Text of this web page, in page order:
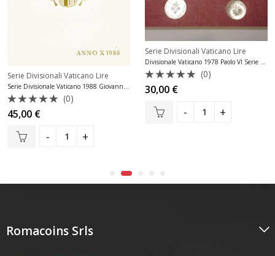
Serie Divisionali Vaticano Lire
Valutato
0
su
(0)
45,00 €
Serie Divisionali Vaticano Lire
Valutato
0
su
(0)
30,00 €
Romacoins Srls